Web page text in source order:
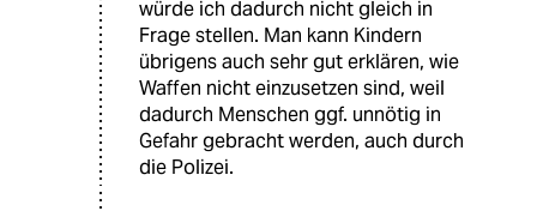
würde ich dadurch nicht gleich in
Frage stellen. Man kann Kindern
übrigens auch sehr gut erklären, wie
Waffen nicht einzusetzen sind, weil
dadurch Menschen ggf. unnötig in
Gefahr gebracht werden, auch durch
die Polizei.